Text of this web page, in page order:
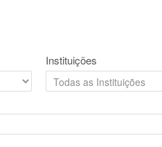
Instituições